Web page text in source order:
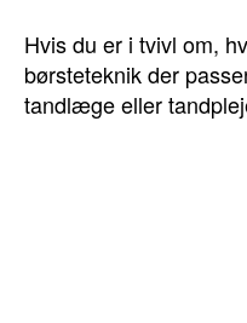
Hvis du er i tvivl om,
børsteteknik der
tandlæge eller